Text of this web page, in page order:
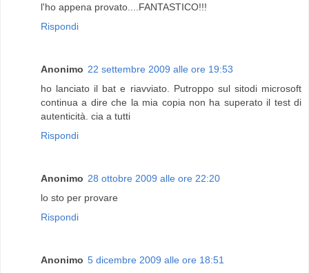
l'ho appena provato....FANTASTICO!!!
Rispondi
Anonimo 22 settembre 2009 alle ore 19:53
ho lanciato il bat e riavviato. Putroppo sul sitodi microsoft
continua a dire che la mia copia non ha superato il test di
autenticità. cia a tutti
Rispondi
Anonimo 28 ottobre 2009 alle ore 22:20
lo sto per provare
Rispondi
Anonimo 5 dicembre 2009 alle ore 18:51